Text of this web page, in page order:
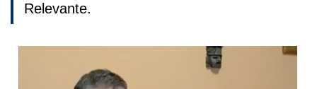
Relevante.